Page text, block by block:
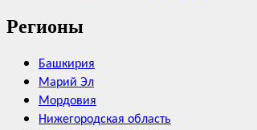
Регионы
Башкирия
Марий Эл
Мордовия
Нижегородская область